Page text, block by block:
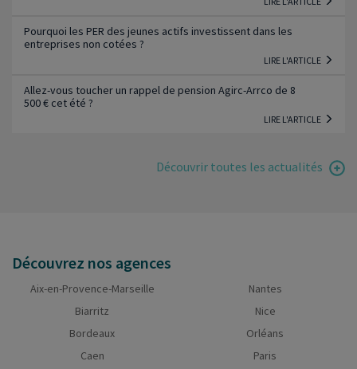
Pourquoi les PER des jeunes actifs investissent dans les
entreprises non cotées ?
LIRE L'ARTICLE
Allez-vous toucher un rappel de pension Agirc-Arrco de 8
500 € cet été ?
LIRE L'ARTICLE
Découvrir toutes les actualités
Découvrez nos agences
Aix-en-Provence-Marseille
Biarritz
Bordeaux
Caen
Nantes
Nice
Orléans
Paris